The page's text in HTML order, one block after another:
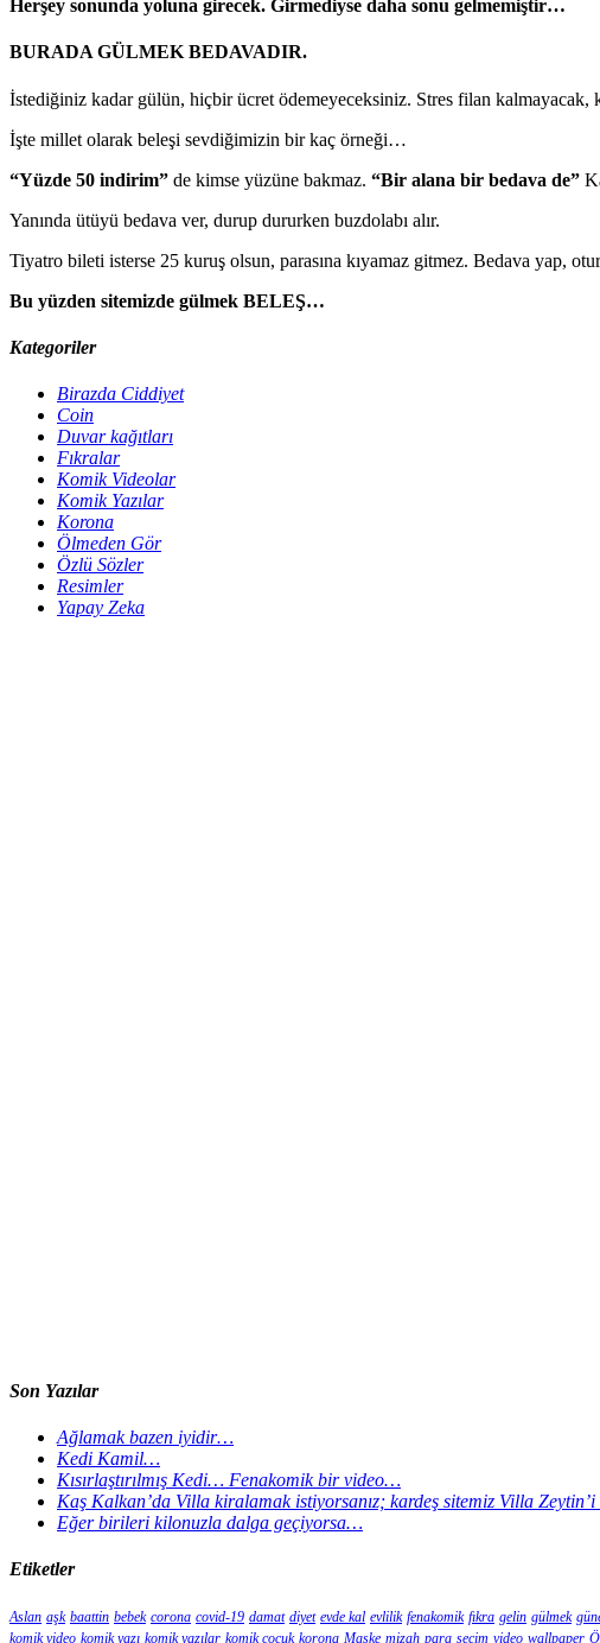
Herşey sonunda yoluna girecek. Girmediyse daha sonu gelmemiştir…
BURADA GÜLMEK BEDAVADIR.
İstediğiniz kadar gülün, hiçbir ücret ödemeyeceksiniz. Stres filan
İşte millet olarak beleşi sevdiğimizin bir kaç örneği…
“Yüzde 50 indirim” de kimse yüzüne bakmaz. “Bir alana bir bedava de”
Yanında ütüyü bedava ver, durup dururken buzdolabı alır.
Tiyatro bileti isterse 25 kuruş olsun, parasına kıyamaz gitmez. Bedava yap,
Bu yüzden sitemizde gülmek BELEŞ…
Kategoriler
Birazda Ciddiyet
Coin
Duvar kağıtları
Fıkralar
Komik Videolar
Komik Yazılar
Korona
Ölmeden Gör
Özlü Sözler
Resimler
Yapay Zeka
Son Yazılar
Ağlamak bazen iyidir…
Kedi Kamil…
Kısırlaştırılmış Kedi… Fenakomik bir video…
Kaş Kalkan’da Villa kiralamak istiyorsanız; kardeş sitemiz Villa
Eğer birileri kilonuzla dalga geçiyorsa…
Etiketler
Aslan aşk baattin bebek corona covid-19 damat diyet evde kal evlilik fenakomik fıkra gelin gülmek
komik video komik yazı komik yazılar komik çocuk korona Maske mizah para seçim video wallpaper